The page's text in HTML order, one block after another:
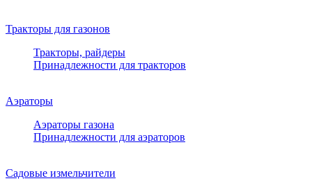
Тракторы для газонов
Тракторы, райдеры
Принадлежности для тракторов
Аэраторы
Аэраторы газона
Принадлежности для аэраторов
Садовые измельчители